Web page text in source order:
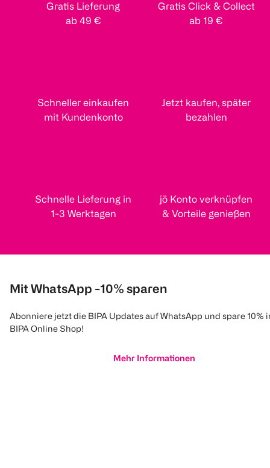
Gratis Lieferung
ab 49 €
Gratis Click & Collect
ab 19 €
Schneller einkaufen
mit Kundenkonto
Jetzt kaufen, später
bezahlen
Schnelle Lieferung in
1-3 Werktagen
jö Konto verknüpfen
& Vorteile genießen
Mit WhatsApp -10% sparen
Abonniere jetzt die BIPA Updates auf WhatsApp und spare 10%
BIPA Online Shop!
Mehr Informationen